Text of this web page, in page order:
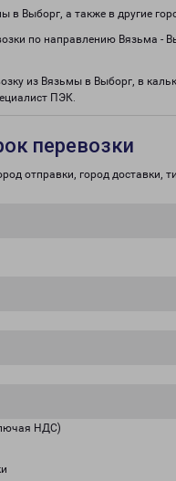
в Выборг, а также в другие
по направлению Вязьма -
из Вязьмы в Выборг, в
ПЭК.
перевозки
отправки, город доставки,
НДС)